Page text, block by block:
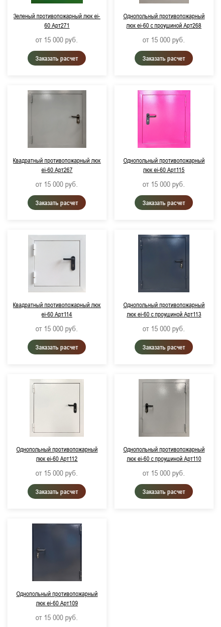
Цвет изделия:
RAL 9003, Сигнальный белый
RAL 9016, Транспортный белый
RAL 9007, Серо-алюминиевый (металлик)
RAL 7024, Графитово-серый
RAL 7038, Агатово-серый
RAL 6005, Мохово-зеленый
Зеленый противопожарный люк ei-
60 Арт271
от 15 000 руб.
Заказать расчет
Однопольный противопожарный
люк ei-60 с проушиной Арт268
от 15 000 руб.
Заказать расчет
Квадратный противопожарный люк
ei-60 Арт267
от 15 000 руб.
Заказать расчет
Однопольный противопожарный
люк ei-60 Арт115
от 15 000 руб.
Заказать расчет
Квадратный противопожарный люк
ei-60 Арт114
от 15 000 руб.
Заказать расчет
Однопольный противопожарный
люк ei-60 с проушиной Арт113
от 15 000 руб.
Заказать расчет
Однопольный противопожарный
люк ei-60 Арт112
от 15 000 руб.
Заказать расчет
Однопольный противопожарный
люк ei-60 с проушиной Арт110
от 15 000 руб.
Заказать расчет
Однопольный противопожарный
люк ei-60 Арт109
от 15 000 руб.